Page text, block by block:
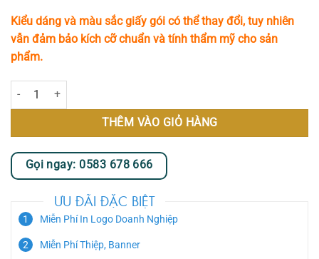
Kiểu dáng và màu sắc giấy gói có thể thay đổi, tuy nhiên
vẫn đảm bảo kích cỡ chuẩn và tính thẩm mỹ cho sản
phẩm.
Bó Hoa Sáp Tone Màu Hồng Trắng Dễ Thương MS75 số lượng
THÊM VÀO GIỎ HÀNG
Gọi ngay: 0583 678 666
ƯU ĐÃI ĐẶC BIỆT
Miễn Phí In Logo Doanh Nghiệp
Miễn Phí Thiệp, Banner